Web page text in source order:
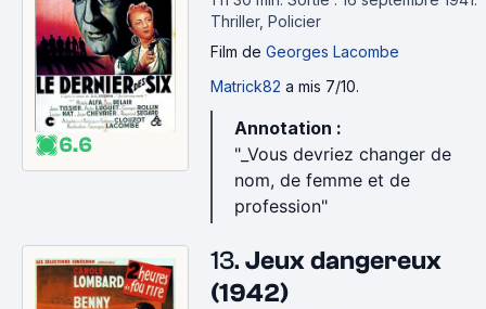
6.6
Thriller, Policier
Film de Georges Lacombe
Matrick82 a mis 7/10.
Annotation :
"_Vous devriez changer de
nom, de femme et de
profession"
13. Jeux dangereux
(1942)